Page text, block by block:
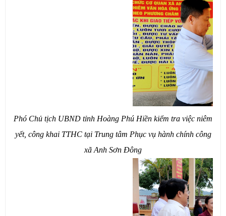
Phó Chủ tịch UBND tỉnh Hoàng Phú Hiền kiểm tra việc niêm
yết, công khai TTHC tại Trung tâm Phục vụ hành chính công
xã Anh Sơn Đông